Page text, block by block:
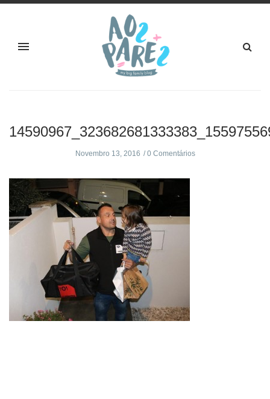
Novembro 13, 2016 0 Comentários